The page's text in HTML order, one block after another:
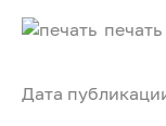
Дата
печать